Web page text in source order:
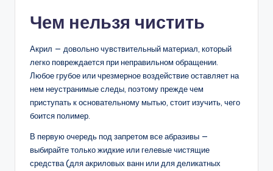
Чем нельзя чистить
Акрил — довольно чувствительный материал, который
легко повреждается при неправильном обращении.
Любое грубое или чрезмерное воздействие оставляет на
нем неустранимые следы, поэтому прежде чем
приступать к основательному мытью, стоит изучить, чего
боится полимер.
В первую очередь под запретом все абразивы —
выбирайте только жидкие или гелевые чистящие
средства (для акриловых ванн или для деликатных